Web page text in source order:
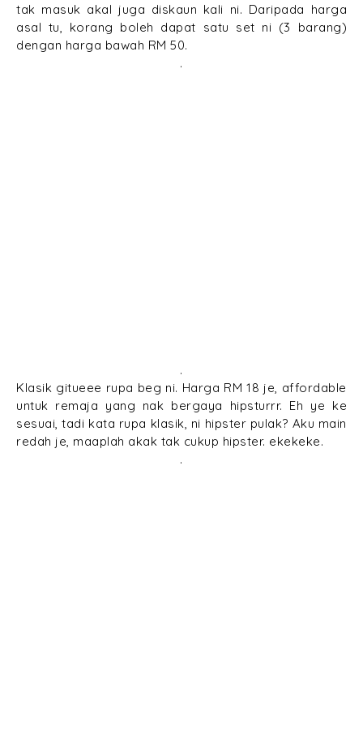
tak masuk akal juga diskaun kali ni. Daripada harga
asal tu, korang boleh dapat satu set ni (3 barang)
dengan harga bawah RM 50.
.
.
Klasik gitueee rupa beg ni. Harga RM 18 je, affordable
untuk remaja yang nak bergaya hipsturrr. Eh ye ke
sesuai, tadi kata rupa klasik, ni hipster pulak? Aku main
redah je, maaplah akak tak cukup hipster. ekekeke.
.